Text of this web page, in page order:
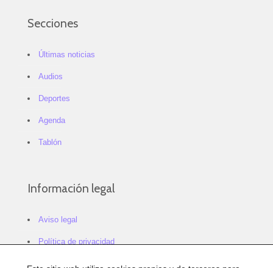
Secciones
Últimas noticias
Audios
Deportes
Agenda
Tablón
Información legal
Aviso legal
Política de privacidad
Política de cookies